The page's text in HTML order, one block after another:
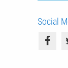
Social